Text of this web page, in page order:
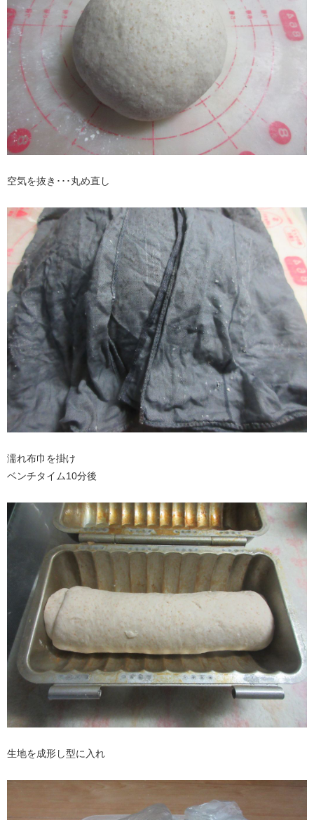
空気を抜き･･･丸め直し
濡れ布巾を掛け
ベンチタイム10分後
生地を成形し型に入れ